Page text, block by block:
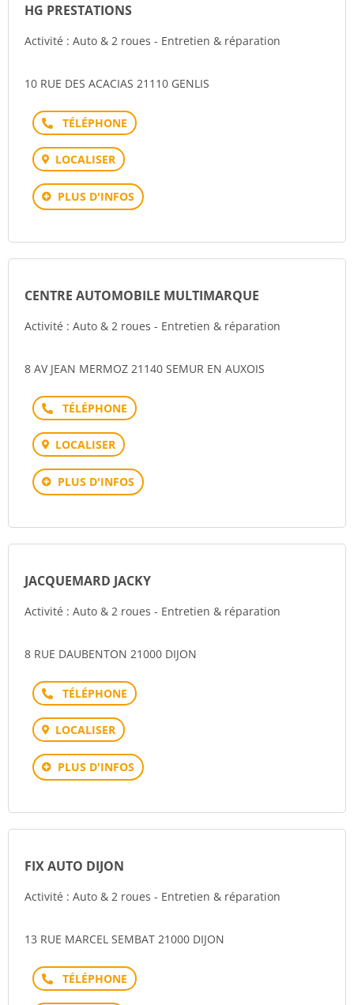
HG PRESTATIONS
Activité : Auto & 2 roues - Entretien & réparation
10 RUE DES ACACIAS 21110 GENLIS
Téléphone
LOCALISER
PLUS D'INFOS
CENTRE AUTOMOBILE MULTIMARQUE
Activité : Auto & 2 roues - Entretien & réparation
8 AV JEAN MERMOZ 21140 SEMUR EN AUXOIS
Téléphone
LOCALISER
PLUS D'INFOS
JACQUEMARD JACKY
Activité : Auto & 2 roues - Entretien & réparation
8 RUE DAUBENTON 21000 DIJON
Téléphone
LOCALISER
PLUS D'INFOS
FIX AUTO DIJON
Activité : Auto & 2 roues - Entretien & réparation
13 RUE MARCEL SEMBAT 21000 DIJON
Téléphone